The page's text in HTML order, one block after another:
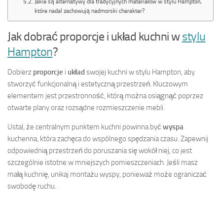
które nadal zachowują nadmorski charakter?
Jak dobrać proporcje i układ kuchni wstylu
Hampton?
Dobierz proporcje i układ swojej kuchni w stylu Hampton, aby
stworzyć funkcjonalną i estetyczną przestrzeń. Kluczowym
elementem jest przestronność, którą można osiągnąć poprzez
otwarte plany oraz rozsądne rozmieszczenie mebli.
Ustal, że centralnym punktem kuchni powinna być wyspa
kuchenna, która zachęca do wspólnego spędzania czasu. Zapewnij
odpowiednią przestrzeń do poruszania się wokół niej, co jest
szczególnie istotne w mniejszych pomieszczeniach. Jeśli masz
małą kuchnię, unikaj montażu wyspy, ponieważ może ograniczać
swobodę ruchu.